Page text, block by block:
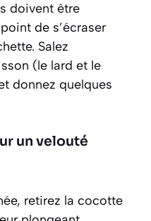
doivent être
de s’écraser
Salez
(le lard et le
donnez quelques
un velouté
retirez la cocotte